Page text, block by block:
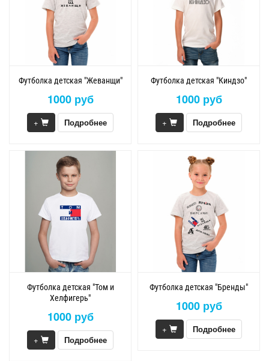
Футболка детская "Жеванщи"
1000 руб
+ Подробнее
Футболка детская "Киндзо"
1000 руб
+ Подробнее
Футболка детская "Том и
Хелфигерь"
1000 руб
+ Подробнее
Футболка детская "Бренды"
1000 руб
+ Подробнее